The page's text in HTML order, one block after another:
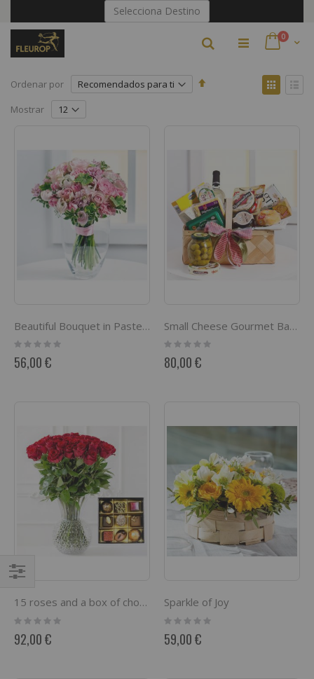
contenido
Selecciona Destino
Cart
0
Buscar
Ordenar por
Fijar
Mostrar
Beautiful Bouquet in Pastel Colours
Rating:
0%
56,00 €
Small Cheese Gourmet Basket
Rating:
0%
80,00 €
15 roses and a box of chocolates
Rating:
0%
92,00 €
Sparkle of Joy
Rating:
0%
59,00 €
por